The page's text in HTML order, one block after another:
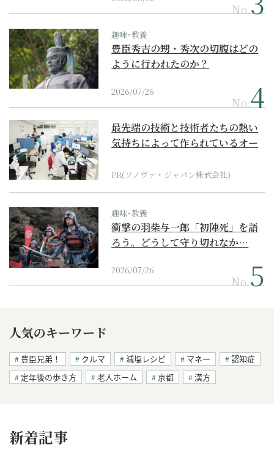
No.
趣味･教養
豊臣秀吉の甥・秀次の切腹はどの
ように行われたのか？
2026/07/26
No.
最先端の技術と技術者たちの熱い
気持ちによって作られているオー
PR(ソノヴァ・ジャパン株式会社)
趣味･教養
衝撃の羽柴与一郎「初陣死」を語
ろう。どうして守り切れなか…
2026/07/26
No.
人気のキーワード
豊臣兄弟！ クルマ 減塩レシピ マネー
認知症
定年後の歩き方
老人ホーム 京都 漢方
新着記事